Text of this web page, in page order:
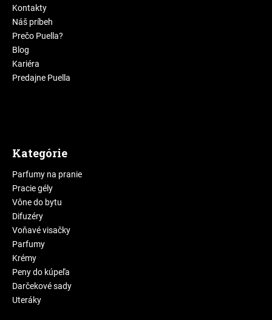
Kontakty
Náš príbeh
Prečo Puella?
Blog
Kariéra
Predajne Puella
Kategórie
Parfumy na pranie
Pracie gély
Vône do bytu
Difuzéry
Voňavé visačky
Parfumy
Krémy
Peny do kúpeľa
Darčekové sady
Uteráky